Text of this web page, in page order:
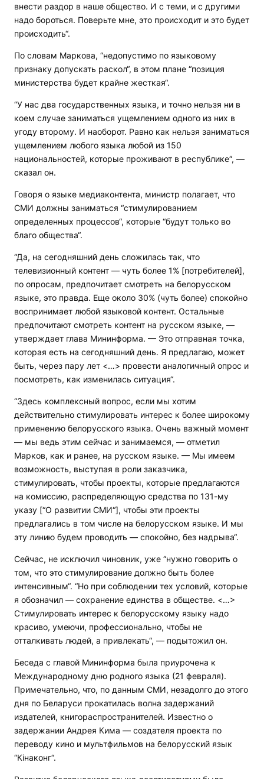
внести раздор в наше общество. И с теми, и с другими
надо бороться. Поверьте мне, это происходит и это будет
происходить“.
По словам Маркова, “недопустимо по языковому
признаку допускать раскол“, в этом плане “позиция
министерства будет крайне жесткая“.
“У нас два государственных языка, и точно нельзя ни в
коем случае заниматься ущемлением одного из них в
угоду второму. И наоборот. Равно как нельзя заниматься
ущемлением любого языка любой из 150
национальностей, которые проживают в республике“, —
сказал он.
Говоря о языке медиаконтента, министр полагает, что
СМИ должны заниматься “стимулированием
определенных процессов“, которые “будут только во
благо общества“.
“Да, на сегодняшний день сложилась так, что
телевизионный контент — чуть более 1% [потребителей],
по опросам, предпочитает смотреть на белорусском
языке, это правда. Еще около 30% (чуть более) спокойно
воспринимает любой языковой контент. Остальные
предпочитают смотреть контент на русском языке, —
утверждает глава Мининформа. — Это отправная точка,
которая есть на сегодняшний день. Я предлагаю, может
быть, через пару лет <…> провести аналогичный опрос и
посмотреть, как изменилась ситуация“.
“Здесь комплексный вопрос, если мы хотим
действительно стимулировать интерес к более широкому
применению белорусского языка. Очень важный момент
— мы ведь этим сейчас и занимаемся, — отметил
Марков, как и ранее, на русском языке. — Мы имеем
возможность, выступая в роли заказчика,
стимулировать, чтобы проекты, которые предлагаются
на комиссию, распределяющую средства по 131-му
указу [“О развитии СМИ“], чтобы эти проекты
предлагались в том числе на белорусском языке. И мы
эту линию будем проводить — спокойно, без надрыва“.
Сейчас, не исключил чиновник, уже “нужно говорить о
том, что это стимулирование должно быть более
интенсивным“. “Но при соблюдении тех условий, которые
я обозначил — сохранение единства в обществе. <…>
Стимулировать интерес к белорусскому языку надо
красиво, умеючи, профессионально, чтобы не
отталкивать людей, а привлекать“, — подытожил он.
Беседа с главой Мининформа была приурочена к
Международному дню родного языка (21 февраля).
Примечательно, что, по данным СМИ, незадолго до этого
дня по Беларуси прокатилась волна задержаний
издателей, книгораспространителей. Известно о
задержании Андрея Кима — создателя проекта по
переводу кино и мультфильмов на белорусский язык
“Кінаконг“.